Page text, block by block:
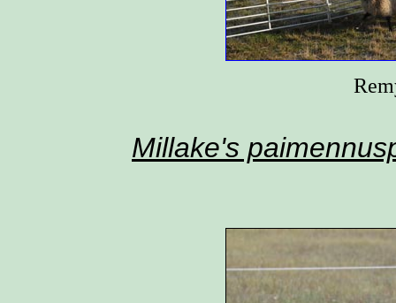
Millake's